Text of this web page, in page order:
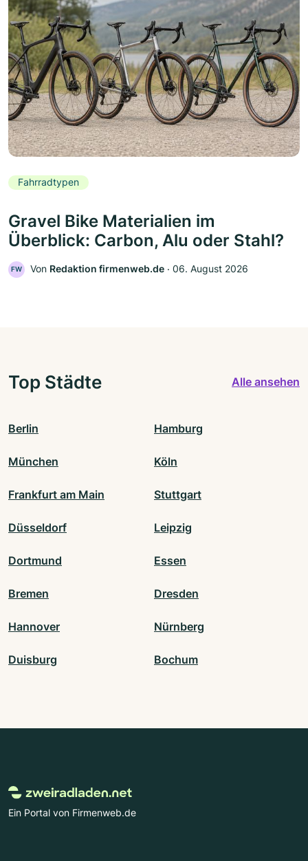
Fahrradtypen
Gravel Bike Materialien im
Überblick: Carbon, Alu oder Stahl?
FW Von Redaktion firmenweb.de ‧ 06. August 2026
Top Städte Alle ansehen
Berlin Hamburg
München Köln
Frankfurt am Main Stuttgart
Düsseldorf Leipzig
Dortmund Essen
Bremen Dresden
Hannover Nürnberg
Duisburg Bochum
Ein Portal von Firmenweb.de